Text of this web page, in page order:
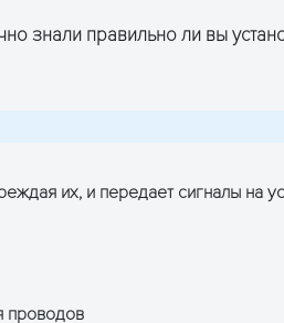
знали правильно ли вы
их, и передает сигналы на
проводов